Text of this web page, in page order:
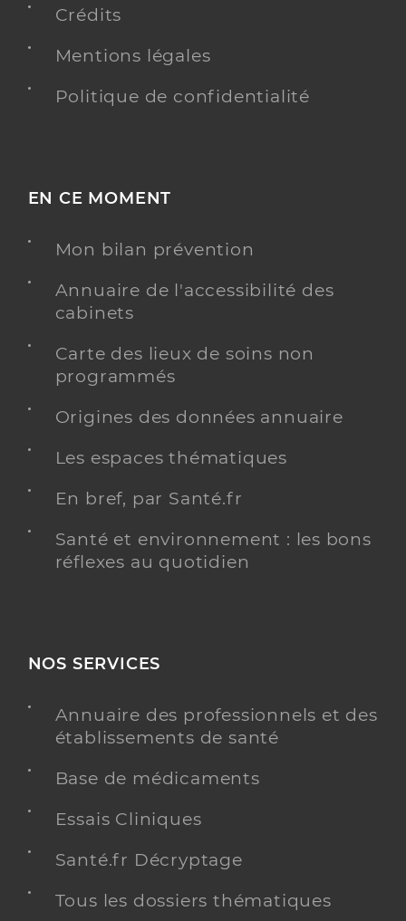
Crédits
Mentions légales
Politique de confidentialité
EN CE MOMENT
Mon bilan prévention
Annuaire de l'accessibilité des
cabinets
Carte des lieux de soins non
programmés
Origines des données annuaire
Les espaces thématiques
En bref, par Santé.fr
Santé et environnement : les bons
réflexes au quotidien
NOS SERVICES
Annuaire des professionnels et des
établissements de santé
Base de médicaments
Essais Cliniques
Santé.fr Décryptage
Tous les dossiers thématiques